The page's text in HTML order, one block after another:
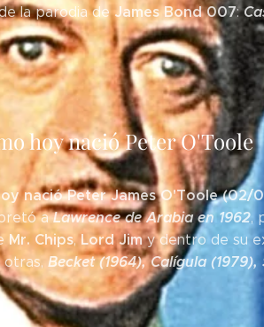
la parodia deJames Bond 007:
hoy nació Peter O'Toole
nació Peter James O'Toole (02/
aLawrence de Arabia en 1962,
Mr. Chips, Lord Jimy dentro de su
otras, Becket (1964), Calígula